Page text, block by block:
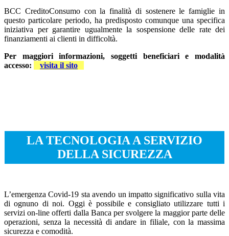
BCC CreditoConsumo con la finalità di sostenere le famiglie in
questo particolare periodo, ha predisposto comunque una specifica
iniziativa per garantire ugualmente la sospensione delle rate dei
finanziamenti ai clienti in difficoltà.
Per maggiori informazioni, soggetti beneficiari e modalità
accesso:
visita il sito
LA TECNOLOGIA A SERVIZIO
DELLA SICUREZZA
L’emergenza Covid-19 sta avendo un impatto significativo sulla vita
di ognuno di noi. Oggi è possibile e consigliato utilizzare tutti i
servizi on-line offerti dalla Banca per svolgere la maggior parte delle
operazioni, senza la necessità di andare in filiale, con la massima
sicurezza e comodità.